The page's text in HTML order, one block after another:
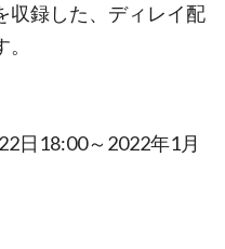
収録した、ディレイ配
日18:00～2022年1月